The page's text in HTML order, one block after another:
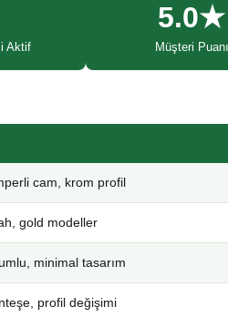
Aktif
5.0★
Müşteri Puanı
cam, krom profil
gold modeller
minimal tasarım
profil değişimi